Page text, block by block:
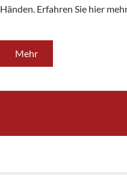
Händen. Erfahren Sie hier
Mehr